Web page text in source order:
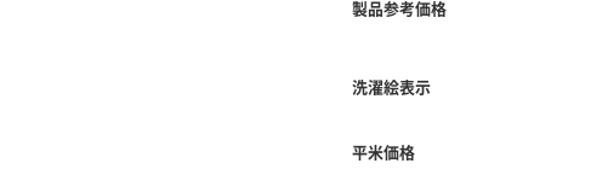
製品参考価格
洗濯絵表示
平米価格